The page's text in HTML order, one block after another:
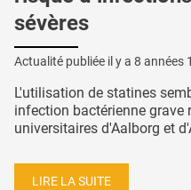
sévères
Actualité publiée il y a 8 années
L'utilisation de statines
infection bactérienne grave
universitaires d'Aalborg et
LIRE LA SUITE